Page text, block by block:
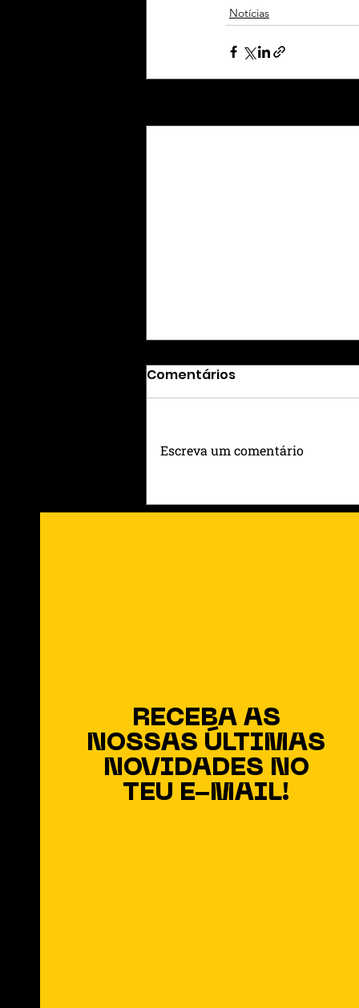
Notícias
GUNS N’ ROSES EM PORTO
Comentários
Escreva um comentário
RECEBA AS
NOSSAS ÚLTIMAS
NOVIDADES NO
TEU E-MAIL!